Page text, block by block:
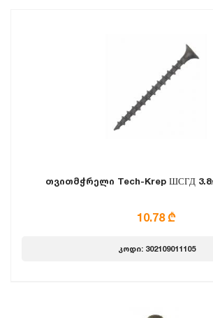
თვითმჭრელი Tech-Krep ШСГД
10.78 ₾
კოდი: 302109011105